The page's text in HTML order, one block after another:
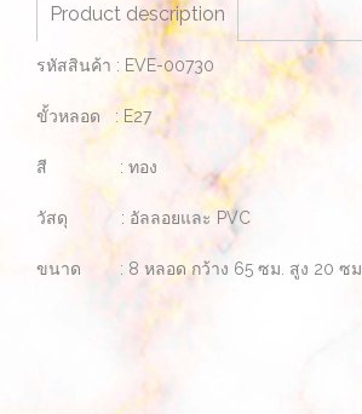
Product description
รหัสสินค้า : EVE-00730
ขั้วหลอด : E27
สี : ทอง
วัสดุ : อัลลอยและ PVC
ขนาด : 8 หลอด กว้าง 65 ซม. สูง 20 ซม.